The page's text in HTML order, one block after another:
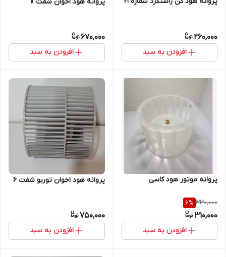
260,000
افزودن به سبد
670,000
افزودن به سبد
پروانه موتور هود کاسی
330,000
6%
310,000
افزودن به سبد
پروانه هود اخوان توربو شفت 6
750,000
افزودن به سبد